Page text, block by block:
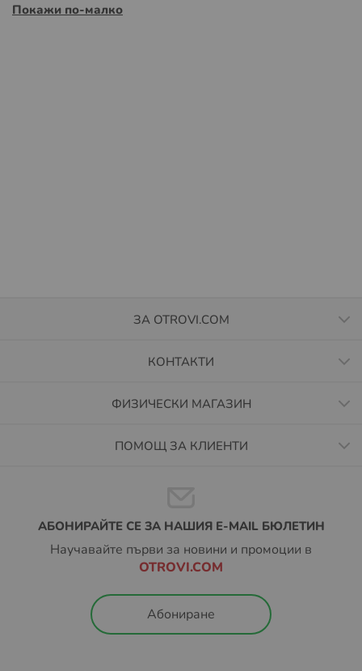
Покажи по-малко
ЗА OTROVI.COM
КОНТАКТИ
ФИЗИЧЕСКИ МАГАЗИН
ПОМОЩ ЗА КЛИЕНТИ
АБОНИРАЙТЕ СЕ ЗА НАШИЯ E-MAIL БЮЛЕТИН
Научавайте първи за новини и промоции в
OTROVI.COM
Абониране